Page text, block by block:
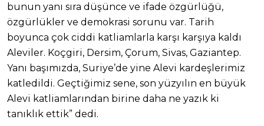
bunun yanı sıra düşünce ve ifade özgürlüğü,
özgürlükler ve demokrasi sorunu var. Tarih
boyunca çok ciddi katliamlarla karşı karşıya kaldı
Aleviler. Koçgiri, Dersim, Çorum, Sivas, Gaziantep.
Yanı başımızda, Suriye’de yine Alevi kardeşlerimiz
katledildi. Geçtiğimiz sene, son yüzyılın en büyük
Alevi katliamlarından birine daha ne yazık ki
tanıklık ettik” dedi.